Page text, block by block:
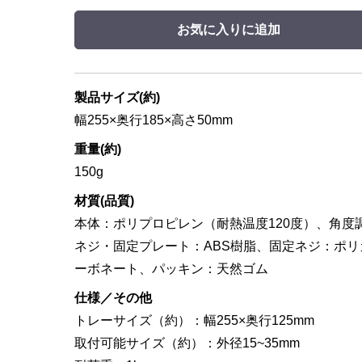
お気に入りに追加
製品サイズ(約)
幅255×奥行185×高さ50mm
重量(約)
150g
材質(品質)
本体：ポリプロピレン（耐熱温度120度）、角度
ネジ・固定プレート：ABS樹脂、固定ネジ：ポリ
ーボネート、パッキン：天然ゴム
仕様／その他
トレーサイズ（約）：幅255×奥行125mm
取付可能サイズ（約）：外径15~35mm